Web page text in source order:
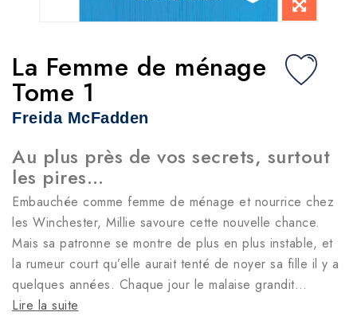
La Femme de ménage
Tome 1
Freida McFadden
Au plus près de vos secrets, surtout
les pires…
Embauchée comme femme de ménage et nourrice chez
les Winchester, Millie savoure cette nouvelle chance.
Mais sa patronne se montre de plus en plus instable, et
la rumeur court qu’elle aurait tenté de noyer sa fille il y a
quelques années. Chaque jour le malaise grandit…
Lire la suite